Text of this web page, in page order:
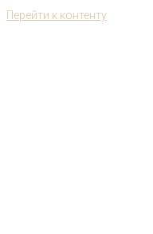
Перейти к контенту